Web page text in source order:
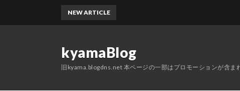
kyamaBlog
旧kyama.blogdns.net 本ページの一部はプロモーションが含ま
NEW ARTICLE